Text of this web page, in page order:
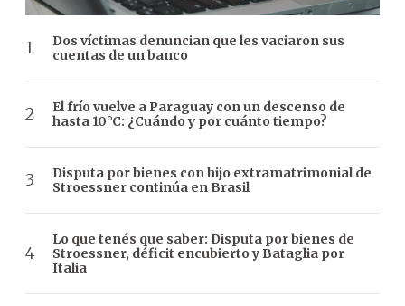
Dos víctimas denuncian que les vaciaron sus
cuentas de un banco
El frío vuelve a Paraguay con un descenso de
hasta 10°C: ¿Cuándo y por cuánto tiempo?
Disputa por bienes con hijo extramatrimonial de
Stroessner continúa en Brasil
Lo que tenés que saber: Disputa por bienes de
Stroessner, déficit encubierto y Bataglia por
Italia